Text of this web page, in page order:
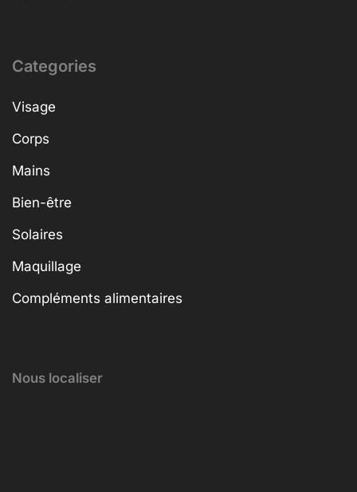
Categories
Visage
Corps
Mains
Bien-être
Solaires
Maquillage
Compléments alimentaires
Nous localiser